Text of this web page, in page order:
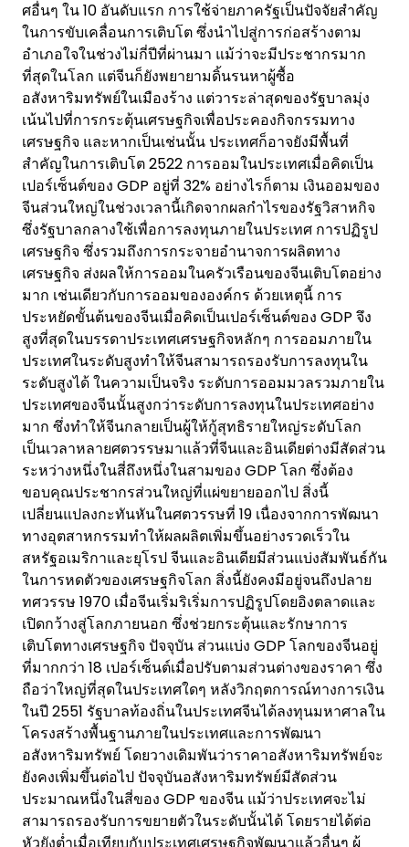
ศอื่นๆ ใน 10 อันดับแรก การใช้จ่ายภาครัฐเป็นปัจจัยสำคัญ
ในการขับเคลื่อนการเติบโต ซึ่งนำไปสู่การก่อสร้างตาม
อำเภอใจในช่วงไม่กี่ปีที่ผ่านมา แม้ว่าจะมีประชากรมาก
ที่สุดในโลก แต่จีนก็ยังพยายามดิ้นรนหาผู้ซื้อ
อสังหาริมทรัพย์ในเมืองร้าง แต่วาระล่าสุดของรัฐบาลมุ่ง
เน้นไปที่การกระตุ้นเศรษฐกิจเพื่อประคองกิจกรรมทาง
เศรษฐกิจ และหากเป็นเช่นนั้น ประเทศก็อาจยังมีพื้นที่
สำคัญในการเติบโต 2522 การออมในประเทศเมื่อคิดเป็น
เปอร์เซ็นต์ของ GDP อยู่ที่ 32% อย่างไรก็ตาม เงินออมของ
จีนส่วนใหญ่ในช่วงเวลานี้เกิดจากผลกำไรของรัฐวิสาหกิจ
ซึ่งรัฐบาลกลางใช้เพื่อการลงทุนภายในประเทศ การปฏิรูป
เศรษฐกิจ ซึ่งรวมถึงการกระจายอำนาจการผลิตทาง
เศรษฐกิจ ส่งผลให้การออมในครัวเรือนของจีนเติบโตอย่าง
มาก เช่นเดียวกับการออมขององค์กร ด้วยเหตุนี้ การ
ประหยัดขั้นต้นของจีนเมื่อคิดเป็นเปอร์เซ็นต์ของ GDP จึง
สูงที่สุดในบรรดาประเทศเศรษฐกิจหลักๆ การออมภายใน
ประเทศในระดับสูงทำให้จีนสามารถรองรับการลงทุนใน
ระดับสูงได้ ในความเป็นจริง ระดับการออมมวลรวมภายใน
ประเทศของจีนนั้นสูงกว่าระดับการลงทุนในประเทศอย่าง
มาก ซึ่งทำให้จีนกลายเป็นผู้ให้กู้สุทธิรายใหญ่ระดับโลก
เป็นเวลาหลายศตวรรษมาแล้วที่จีนและอินเดียต่างมีสัดส่วน
ระหว่างหนึ่งในสี่ถึงหนึ่งในสามของ GDP โลก ซึ่งต้อง
ขอบคุณประชากรส่วนใหญ่ที่แผ่ขยายออกไป สิ่งนี้
เปลี่ยนแปลงกะทันหันในศตวรรษที่ 19 เนื่องจากการพัฒนา
ทางอุตสาหกรรมทำให้ผลผลิตเพิ่มขึ้นอย่างรวดเร็วใน
สหรัฐอเมริกาและยุโรป จีนและอินเดียมีส่วนแบ่งสัมพันธ์กัน
ในการหดตัวของเศรษฐกิจโลก สิ่งนี้ยังคงมีอยู่จนถึงปลาย
ทศวรรษ 1970 เมื่อจีนเริ่มริเริ่มการปฏิรูปโดยอิงตลาดและ
เปิดกว้างสู่โลกภายนอก ซึ่งช่วยกระตุ้นและรักษาการ
เติบโตทางเศรษฐกิจ ปัจจุบัน ส่วนแบ่ง GDP โลกของจีนอยู่
ที่มากกว่า 18 เปอร์เซ็นต์เมื่อปรับตามส่วนต่างของราคา ซึ่ง
ถือว่าใหญ่ที่สุดในประเทศใดๆ หลังวิกฤตการณ์ทางการเงิน
ในปี 2551 รัฐบาลท้องถิ่นในประเทศจีนได้ลงทุนมหาศาลใน
โครงสร้างพื้นฐานภายในประเทศและการพัฒนา
อสังหาริมทรัพย์ โดยวางเดิมพันว่าราคาอสังหาริมทรัพย์จะ
ยังคงเพิ่มขึ้นต่อไป ปัจจุบันอสังหาริมทรัพย์มีสัดส่วน
ประมาณหนึ่งในสี่ของ GDP ของจีน แม้ว่าประเทศจะไม่
สามารถรองรับการขยายตัวในระดับนั้นได้ โดยรายได้ต่อ